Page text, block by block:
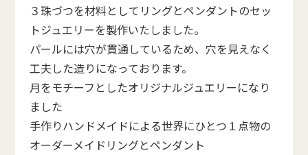
３珠づつを材料としてリングとペンダントのセッ
トジュエリーを製作いたしました。
パールには穴が貫通しているため、穴を見えなく
工夫した造りになっております。
月をモチーフとしたオリジナルジュエリーになり
ました
手作りハンドメイドによる世界にひとつ１点物の
オーダーメイドリングとペンダント